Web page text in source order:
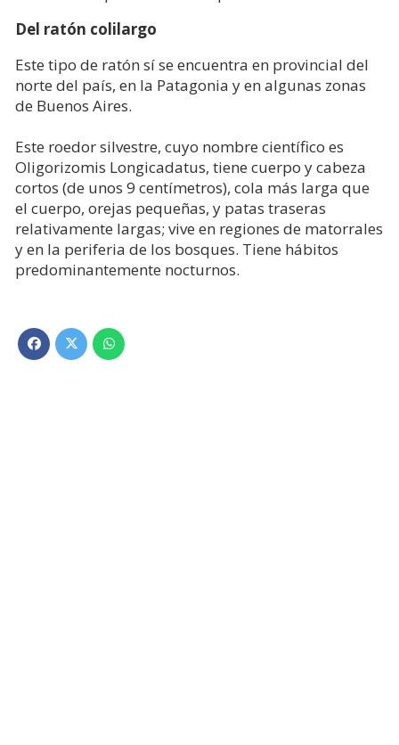
Del ratón colilargo
Este tipo de ratón sí se encuentra en provincial del
norte del país, en la Patagonia y en algunas zonas
de Buenos Aires.
Este roedor silvestre, cuyo nombre científico es
Oligorizomis Longicadatus, tiene cuerpo y cabeza
cortos (de unos 9 centímetros), cola más larga que
el cuerpo, orejas pequeñas, y patas traseras
relativamente largas; vive en regiones de matorrales
y en la periferia de los bosques. Tiene hábitos
predominantemente nocturnos.